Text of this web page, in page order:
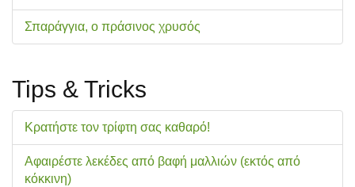
Σπαράγγια, ο πράσινος χρυσός
Tips & Tricks
Κρατήστε τον τρίφτη σας καθαρό!
Αφαιρέστε λεκέδες από βαφή μαλλιών (εκτός από
κόκκινη)